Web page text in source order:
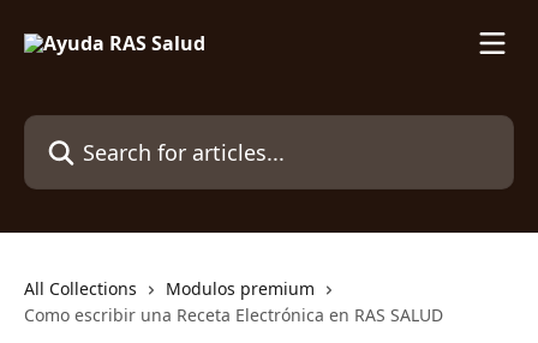
Search for articles...
All Collections
Modulos premium
Como escribir una Receta Electrónica en RAS SALUD